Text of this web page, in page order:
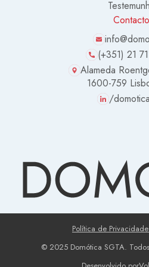
(+351) 21
Alameda
1600-759
/
Política de
© 2025 Domótica SGTA.